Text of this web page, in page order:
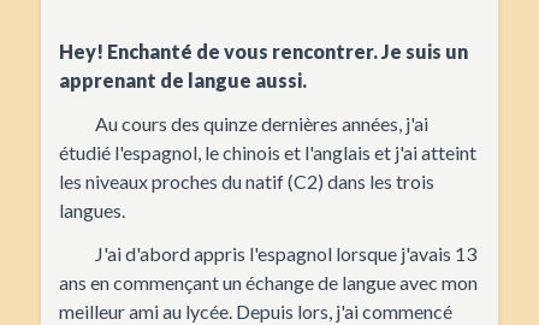
Hey! Enchanté de vous rencontrer. Je suis un
apprenant de langue aussi.
Au cours des quinze dernières années, j'ai
étudié l'espagnol, le chinois et l'anglais et j'ai atteint
les niveaux proches du natif (C2) dans les trois
langues.
J'ai d'abord appris l'espagnol lorsque j'avais 13
ans en commençant un échange de langue avec mon
meilleur ami au lycée. Depuis lors, j'ai commencé